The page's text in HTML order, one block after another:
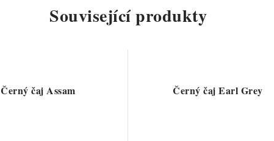
Související produkty
Černý čaj Assam Černý čaj Earl Grey